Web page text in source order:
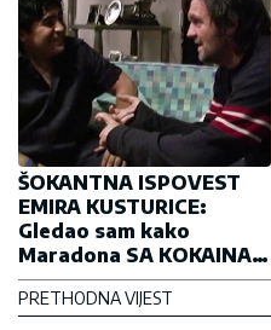
ŠOKANTNA ISPOVEST
EMIRA KUSTURICE:
Gledao sam kako
Maradona SA KOKAINA
IDE NA ALKOHOL i kako
pije, pije, pije...
PRETHODNA VIJEST